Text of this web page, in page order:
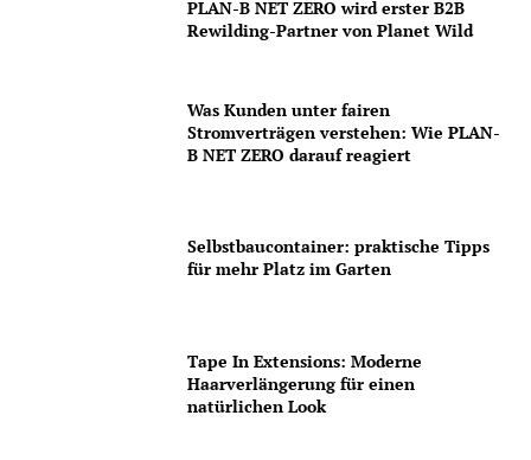
PLAN-B NET ZERO wird erster B2B
Rewilding-Partner von Planet Wild
Was Kunden unter fairen
Stromverträgen verstehen: Wie PLAN-
B NET ZERO darauf reagiert
Selbstbaucontainer: praktische Tipps
für mehr Platz im Garten
Tape In Extensions: Moderne
Haarverlängerung für einen
natürlichen Look